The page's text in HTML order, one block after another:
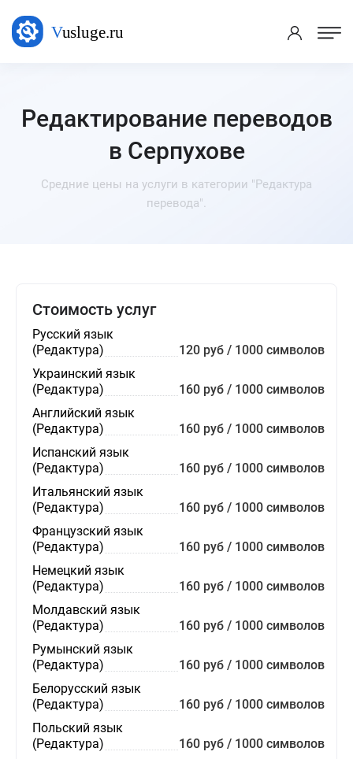
Редактирование переводов
в Серпухове
Средние цены на услуги в категории "Редактура
перевода".
Стоимость услуг
Русский язык
(Редактура)
120 руб / 1000 символов
Украинский язык
(Редактура)
160 руб / 1000 символов
Английский язык
(Редактура)
160 руб / 1000 символов
Испанский язык
(Редактура)
160 руб / 1000 символов
Итальянский язык
(Редактура)
160 руб / 1000 символов
Французский язык
(Редактура)
160 руб / 1000 символов
Немецкий язык
(Редактура)
160 руб / 1000 символов
Молдавский язык
(Редактура)
160 руб / 1000 символов
Румынский язык
(Редактура)
160 руб / 1000 символов
Белорусский язык
(Редактура)
160 руб / 1000 символов
Польский язык
(Редактура)
160 руб / 1000 символов